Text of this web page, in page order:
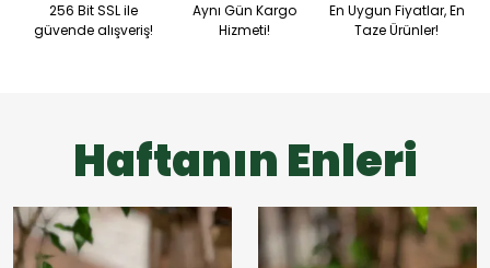
256 Bit SSL ile
güvende alışveriş!
Aynı Gün Kargo
Hizmeti!
En Uygun Fiyatlar, En
Taze Ürünler!
Haftanın Enleri